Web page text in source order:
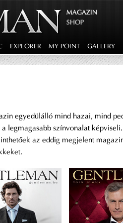
MAGAZIN
SHOP
EXPLORER MY POINT GALLERY
egyedülálló mind hazai, mind
legmagasabb színvonalat
az eddig megjelent